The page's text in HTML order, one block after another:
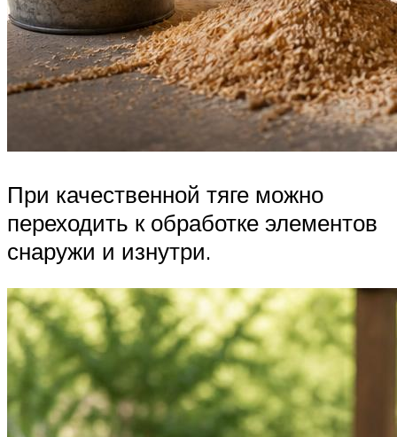
При качественной тяге можно
переходить к обработке элементов
снаружи и изнутри.